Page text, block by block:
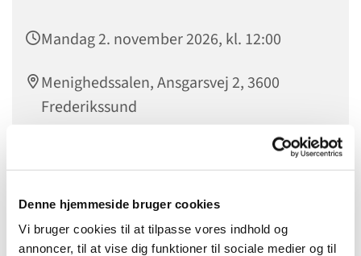
Denne hjemmeside bruger cookies
Vi bruger cookies til at tilpasse vores indhold og
annoncer, til at vise dig funktioner til sociale medier og til
Mandag 2. november 2026, kl. 12:00
Menighedssalen, Ansgarsvej 2, 3600
Frederikssund